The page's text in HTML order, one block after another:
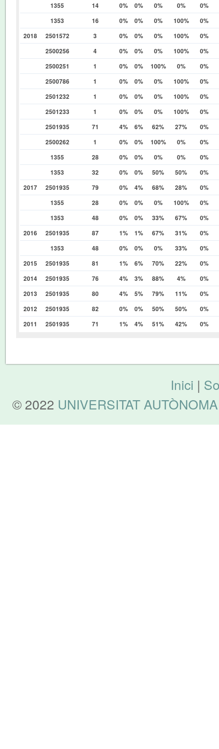
1355
14 0% 0% 0% 0%
0%
1353
16 0% 0% 0% 100%
0%
2018
2501572 3 0% 0% 0% 100%
0%
2500256
4 0% 0% 0% 100%
0%
2500251
1 0% 0% 100% 0%
0%
2500786
1 0% 0% 0% 100%
0%
2501232
1 0% 0% 0% 100%
0%
2501233
1 0% 0% 0% 100%
0%
2501935
71 4% 6% 62% 27%
0%
2500262
1 0% 0% 100% 0%
0%
1355
28 0% 0% 0% 0%
0%
1353
32 0% 0% 50% 50%
0%
2017
2501935 79 0% 4% 68% 28%
0%
1355
28 0% 0% 0% 100%
0%
1353
48 0% 0% 33% 67%
0%
2016
2501935 87 1% 1% 67% 31%
0%
1353
48 0% 0% 0% 33%
0%
2015
2501935 81 1% 6% 70% 22%
0%
2014
2501935 76 4% 3% 88% 4%
0%
2013
2501935 80 4% 5% 79% 11%
0%
2012
2501935 82 0% 0% 50% 50%
0%
2011
2501935 71 1% 4% 51% 42% 0%
Inici |
© 2022 UNIVERSITAT